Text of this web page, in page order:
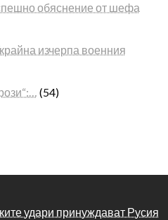
обяснение от шефа
изчерпа военния
(54)
удари принуждават Русия